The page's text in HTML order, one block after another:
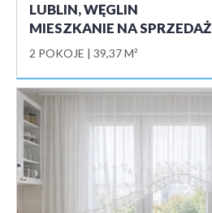
LUBLIN, WĘGLIN
MIESZKANIE NA SPRZEDAŻ
2 POKOJE 39,37 M²